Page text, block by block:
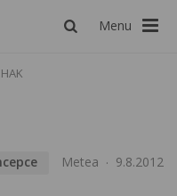
Menu
Metea 9.8.2012